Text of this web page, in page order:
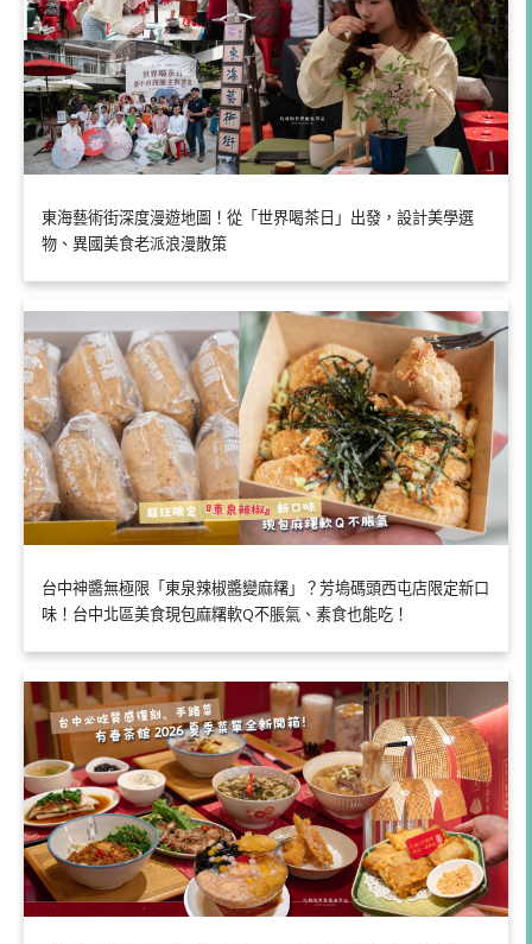
東海藝術街深度漫遊地圖！從「世界喝茶日」出發，設計美學選
物、異國美食老派浪漫散策
台中神醬無極限「東泉辣椒醬變麻糬」？芳塢碼頭西屯店限定新口
味！台中北區美食現包麻糬軟Q不脹氣、素食也能吃！